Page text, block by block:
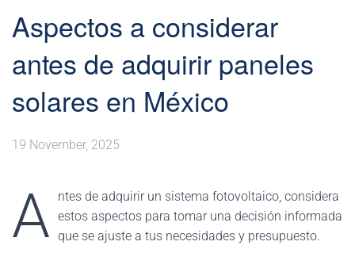
Aspectos a considerar
antes de adquirir paneles
solares en México
19 November, 2025
A
ntes de adquirir un sistema fotovoltaico, considera
estos aspectos para tomar una decisión informada
que se ajuste a tus necesidades y presupuesto.